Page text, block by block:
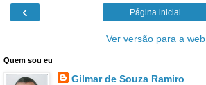
‹ Página inicial
Ver versão para a web
Quem sou eu
Gilmar de Souza Ramiro